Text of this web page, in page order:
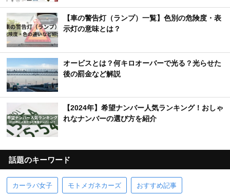
【車の警告灯（ランプ）一覧】色別の危険度・表
示灯の意味とは？
オービスとは？何キロオーバーで光る？光らせた
後の罰金など解説
【2024年】希望ナンバー人気ランキング！おしゃ
れなナンバーの選び方を紹介
話題のキーワード
カーラバ女子 モトメガネカーズ おすすめ記事